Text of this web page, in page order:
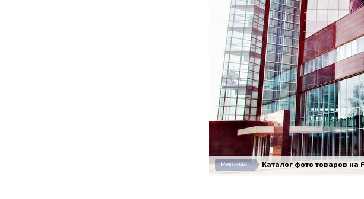
Печать
Различные
Реклама Каталог фото товаров на